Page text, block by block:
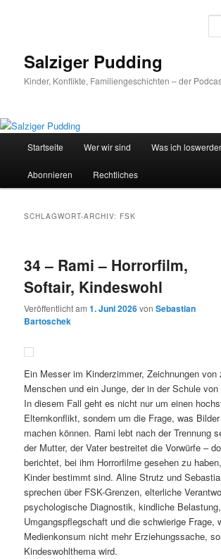
Salziger Pudding
Kinder, Konflikte, Familiengeschichten – der
Startseite Wer wir sind Was ich
Abonnieren Rechtliches
SCHLAGWORT-ARCHIV: FSK
34 – Rami – Horrorfilm,
Softair, Kindeswohl
Veröffentlicht am1. Juni 2026vonSebastian
Bartoschek
Ein Messer im Kinderzimmer, Zeichnungen
Menschen und ein Junge, der in der Schule
In diesem Fall geht es nicht nur um einen
Elternkonflikt, sondern um die Frage, was
machen können. Rami lebt nach der Trennung
der Mutter, der Vater bestreitet die Vorwürfe –
berichtet, bei ihm Horrorfilme gesehen zu
Kinder bestimmt sind. Aline Strutz und
sprechen über FSK-Grenzen, elterliche
psychologische Diagnostik, kindliche Belastung,
Umgangspflegschaft und die schwierige Frage,
Medienkonsum nicht mehr Erziehungssache,
Kindeswohlthema wird.